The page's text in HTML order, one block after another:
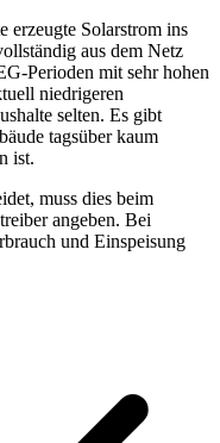
erzeugte Solarstrom ins
aus dem Netz
Perioden mit sehr hohen
niedrigeren
selten. Es gibt
tagsüber kaum
ist.
muss dies beim
angeben. Bei
und Einspeisung